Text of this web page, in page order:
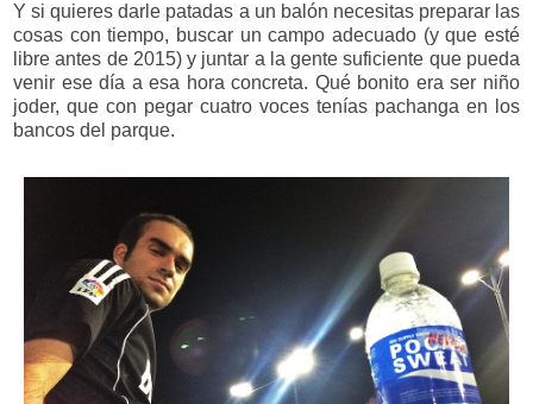
Y si quieres darle patadas a un balón necesitas preparar las
cosas con tiempo, buscar un campo adecuado (y que esté
libre antes de 2015) y juntar a la gente suficiente que pueda
venir ese día a esa hora concreta. Qué bonito era ser niño
joder, que con pegar cuatro voces tenías pachanga en los
bancos del parque.